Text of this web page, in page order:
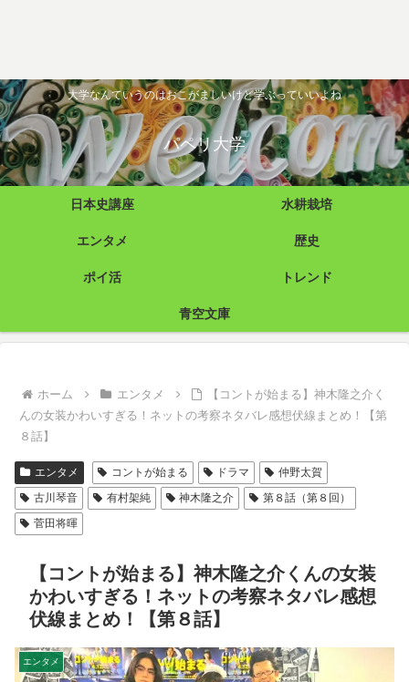
大学なんていうのはおこがましいけど学ぶっていいよね
パペリ大学
日本史講座 水耕栽培
エンタメ 歴史
ポイ活 トレンド
青空文庫
ホーム エンタメ
【コントが始まる】神木隆之介く
んの女装かわいすぎる！ネットの考察ネタバレ感想伏線まとめ！【第
８話】
エンタメ コントが始まる ドラマ
仲野太賀
古川琴音
有村架純 神木隆之介
第８話（第８回）
菅田将暉
【コントが始まる】神木隆之介くんの女装
かわいすぎる！ネットの考察ネタバレ感想
伏線まとめ！【第８話】
エンタメ